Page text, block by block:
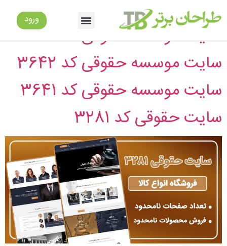
ورود
سایت موسسه حقوقی کد 3736
سایت موسسه حقوقی کد 3642
سایت موسسه حقوقی کد 3641
سایت حقوقی کد 3281